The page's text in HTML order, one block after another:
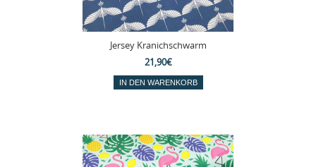
Jersey Kranichschwarm
21,90€